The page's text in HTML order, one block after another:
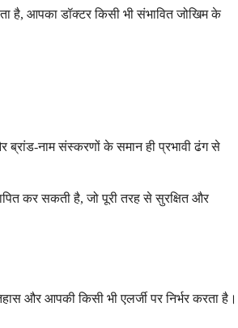
है, आपका डॉक्टर किसी भी संभावित जोखिम के
नाम संस्करणों के समान ही प्रभावी ढंग से
कर सकती है, जो पूरी तरह से सुरक्षित और
और आपकी किसी भी एलर्जी पर निर्भर करता है।